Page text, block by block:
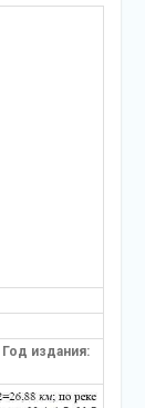
Год издания: